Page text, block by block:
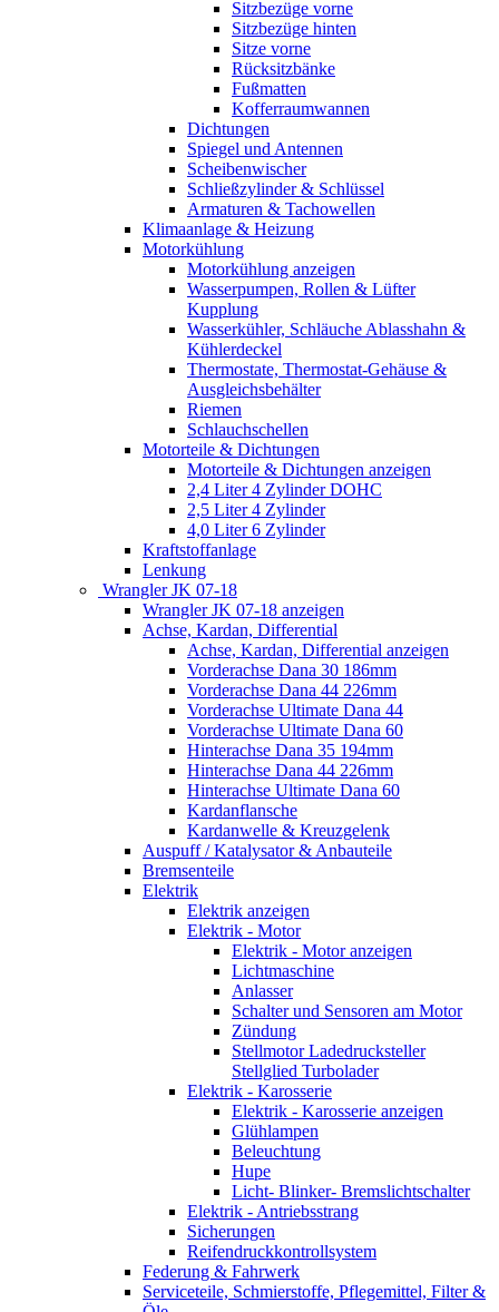
Sitzbezüge vorne
Sitzbezüge hinten
Sitze vorne
Rücksitzbänke
Fußmatten
Kofferraumwannen
Dichtungen
Spiegel und Antennen
Scheibenwischer
Schließzylinder & Schlüssel
Armaturen & Tachowellen
Klimaanlage & Heizung
Motorkühlung
Motorkühlung anzeigen
Wasserpumpen, Rollen & Lüfter
Kupplung
Wasserkühler, Schläuche Ablasshahn &
Kühlerdeckel
Thermostate, Thermostat-Gehäuse &
Ausgleichsbehälter
Riemen
Schlauchschellen
Motorteile & Dichtungen
Motorteile & Dichtungen anzeigen
2,4 Liter 4 Zylinder DOHC
2,5 Liter 4 Zylinder
4,0 Liter 6 Zylinder
Kraftstoffanlage
Lenkung
Wrangler JK 07-18
Wrangler JK 07-18 anzeigen
Achse, Kardan, Differential
Achse, Kardan, Differential anzeigen
Vorderachse Dana 30 186mm
Vorderachse Dana 44 226mm
Vorderachse Ultimate Dana 44
Vorderachse Ultimate Dana 60
Hinterachse Dana 35 194mm
Hinterachse Dana 44 226mm
Hinterachse Ultimate Dana 60
Kardanflansche
Kardanwelle & Kreuzgelenk
Auspuff / Katalysator & Anbauteile
Bremsenteile
Elektrik
Elektrik anzeigen
Elektrik - Motor
Elektrik - Motor anzeigen
Lichtmaschine
Anlasser
Schalter und Sensoren am Motor
Zündung
Stellmotor Ladedrucksteller
Stellglied Turbolader
Elektrik - Karosserie
Elektrik - Karosserie anzeigen
Glühlampen
Beleuchtung
Hupe
Licht- Blinker- Bremslichtschalter
Elektrik - Antriebsstrang
Sicherungen
Reifendruckkontrollsystem
Federung & Fahrwerk
Serviceteile, Schmierstoffe, Pflegemittel, Filter &